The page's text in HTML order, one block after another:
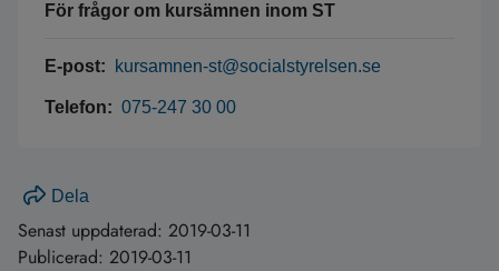
För frågor om kursämnen inom ST
E-post: kursamnen-st@socialstyrelsen.se
Telefon: 075-247 30 00
Dela
Senast uppdaterad: 2019-03-11
Publicerad: 2019-03-11